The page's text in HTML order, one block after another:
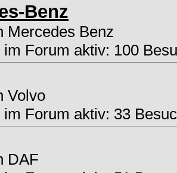
Benz
Mercedes Benz
im Forum aktiv: 100
Volvo
im Forum aktiv: 33
DAF